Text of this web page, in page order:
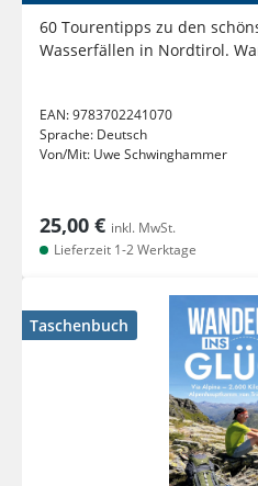
60 Tourentipps zu den
Wasserfällen in Nordtirol.
EAN:9783702241070
Sprache: Deutsch
Von/Mit: Uwe Schwinghammer
25,00 € inkl. MwSt.
Lieferzeit 1-2 Werktage
Taschenbuch